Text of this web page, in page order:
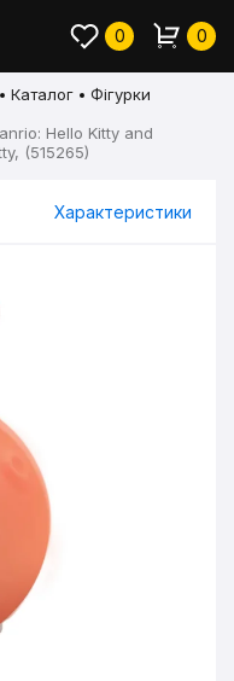
0 0
Каталог
Фігурки
Hello Kitty and
(515265)
Характеристики